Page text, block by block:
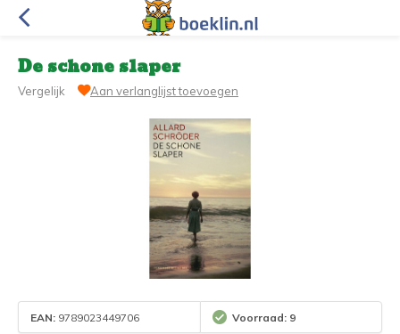
De schone slaper
Vergelijk Aan verlanglijst toevoegen
EAN: 9789023449706 Voorraad: 9